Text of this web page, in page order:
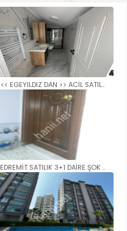
<< EGEYILDIZ DAN >> ACİL SATIL..
EDREMİT SATILIK 3+1 DAİRE ŞOK ..